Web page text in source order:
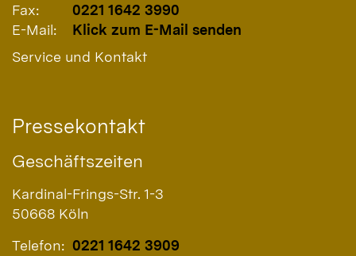
Fax:
0221 1642 3990
E-Mail:
Klick zum E-Mail senden
Service und Kontakt
Pressekontakt
Geschäftszeiten
Kardinal-Frings-Str. 1-3
50668 Köln
Telefon: 0221 1642 3909